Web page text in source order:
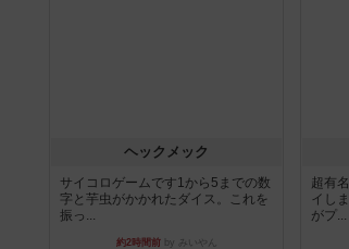
ヘックメック
サイコロゲームです1から5までの数
字と芋虫がかかれたダイス。これを
振っ...
約2時間前by みいやん
超有
イし
がプ...